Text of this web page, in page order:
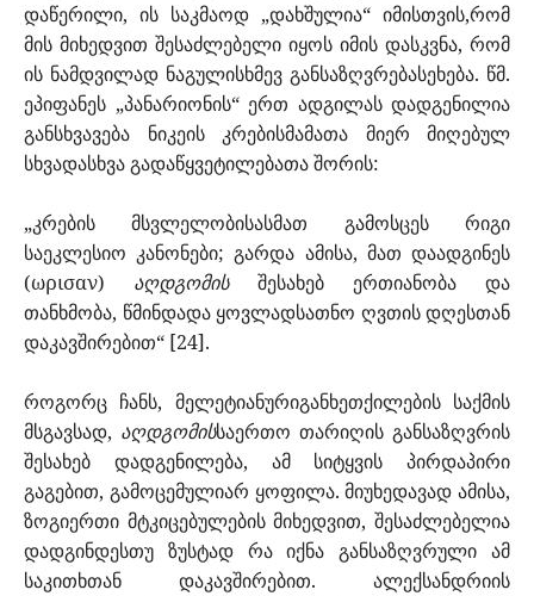
დაწერილი, ის საკმაოდ „დახშულია“ იმისთვის,რომ
მის მიხედვით შესაძლებელი იყოს იმის დასკვნა, რომ
ის ნამდვილად ნაგულისხმევ განსაზღვრებასეხება. წმ.
ეპიფანეს „პანარიონის“ ერთ ადგილას დადგენილია
განსხვავება ნიკეის კრებისმამათა მიერ მიღებულ
სხვადასხვა გადაწყვეტილებათა შორის:
„კრების მსვლელობისასმათ გამოსცეს რიგი
საეკლესიო კანონები; გარდა ამისა, მათ დაადგინეს
(ωρισαν) აღდგომისშესახებ ერთიანობა და
თანხმობა, წმინდადა ყოვლადსათნო ღვთის დღესთან
დაკავშირებით“ [24].
როგორც ჩანს, მელეტიანურიგანხეთქილების საქმის
მსგავსად, აღდგომისსაერთო თარიღის განსაზღვრის
შესახებ დადგენილება, ამ სიტყვის პირდაპირი
გაგებით, გამოცემულიარ ყოფილა. მიუხედავად ამისა,
ზოგიერთი მტკიცებულების მიხედვით, შესაძლებელია
დადგინდესთუ ზუსტად რა იქნა განსაზღვრული ამ
საკითხთან დაკავშირებით. ალექსანდრიის